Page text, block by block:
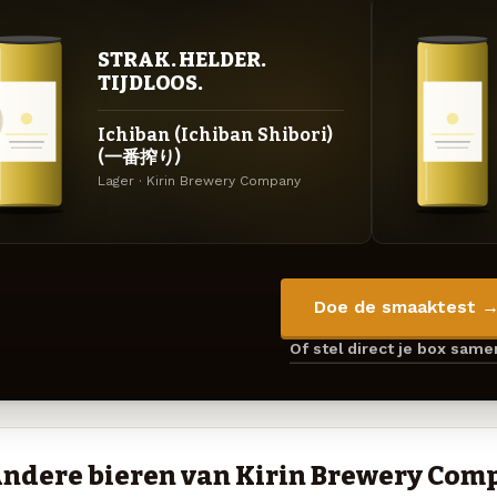
STRAK. HELDER.
TIJDLOOS.
Ichiban (Ichiban Shibori)
(一番搾り)
Lager · Kirin Brewery Company
Doe de smaaktest →
Of stel direct je box
bieren van Kirin Brewery